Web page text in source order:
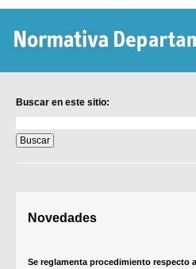
Buscar en este sitio:
en
este
sitio:
Novedades
Se reglamenta procedimiento respecto